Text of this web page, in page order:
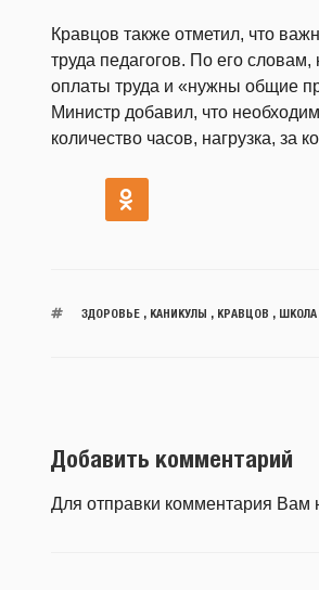
Кравцов также отметил, что
труда педагогов. По его
оплаты труда и «нужны общие
Министр добавил, что
количество часов, нагрузка, за
ЗДОРОВЬЕ, КАНИКУЛЫ , КРАВЦОВ , ШКОЛА
Добавить комментарий
Для отправки комментария Вам